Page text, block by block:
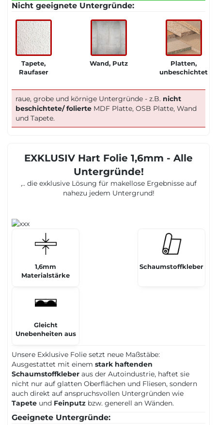
Nicht geeignete Untergründe:
Tapete,
Raufaser
Wand, Putz
Platten,
unbeschichtet
raue, grobe und körnige Untergründe - z.B. nicht
beschichtete/ folierte MDF Platte, OSB Platte, Wand
und Tapete.
EXKLUSIV Hart Folie 1,6mm - Alle
Untergründe!
,.. die exklusive Lösung für makellose Ergebnisse auf
nahezu jedem Untergrund!
1,6mm
Materialstärke
Schaumstoffkleber
Gleicht
Unebenheiten aus
Unsere Exklusive Folie setzt neue Maßstäbe:
Ausgestattet mit einem stark haftenden
Schaumstoffkleber aus der Autoindustrie, haftet sie
nicht nur auf glatten Oberflächen und Fliesen, sondern
auch direkt auf anspruchsvollen Untergründen wie
Tapete und Feinputz bzw. generell an Wänden.
Geeignete Untergründe: